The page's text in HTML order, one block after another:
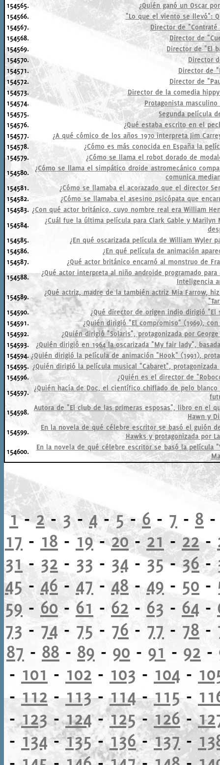
154565.
¿Quién ganó un Oscar
154566.
"Lo que el viento se llevó":
154567.
Director de
154568.
Director de
154569.
Director de "El
154570.
Director
154571.
Director de
154572.
Director de
154573.
Director de la comedia
154574.
Protagonista
154575.
Segunda película
154576.
¿Qué estaba escrito en el
154577.
¿A qué cómico de los años 1970 interpreta Jim
154578.
¿Cómo es más conocida en España la
154579.
¿Cómo se llama el robot dorado de
154580.
¿Cómo se llama el simpático droide astromecánico
comunica
154581.
¿Cómo se llamaba el acorazado que el director
154582.
¿Cómo se llamaba el asesino psicópata que
154583. ¿Con qué actor británico, cuyo nombre real era William
154584.
¿Cuál fue la última película para Clark Gable y
154585.
¿En qué oscarizada película de William Wyler
154586.
¿En qué película de animación
154587.
¿Qué actor británico encarnó al monstruo de
154588.
¿Qué actor interpreta al niño androide programado
Inteligencia
154589.
¿Qué actriz, madre de la también actriz Mia Farrow,
154590.
¿Qué director de origen indio dirigió
154591.
¿Quién dirigió "El compromiso" (1969),
154592.
¿Quién dirigió "Solaris", protagonizada por
154593.
¿Quién dirigió en 1964 la oscarizada "My fair lady",
154594. ¿Quién dirigió la película de animación "Hook" (1991),
154595. ¿Quién dirigió la película musical "Cabaret",
154596.
¿Quién es el director de
154597.
¿Quién hacía de Doc, el científico chiflado de pelo
154598. Autora de "El club de las primeras esposas", libro en el
Hawn y
154599.
En la novela de qué célebre escritor se basó el guión
Hawks y protagonizada por
154600.
En la novela de qué célebre escritor se basó la película
1-2- 3- 4-5-6 - 7 - 8
17 - 18 - 19-20-21 -22-
31- 32 - 33 - 34 -35-36-
45-46 - 47 - 48 - 49 - 50 -
59 -60- 61 - 62 - 63 - 64 -
73 - 74 - 75 - 76 - 77 - 78 -
87 - 88 - 89 - 90 - 91 - 92 -
- 101 - 102 - 103 - 104 -
-112 - 113-114-115-
-123-124-125-126-
- 134-135-136-137-